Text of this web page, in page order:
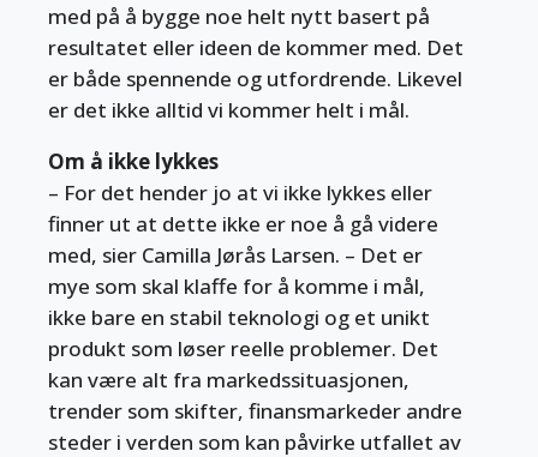
med på å bygge noe helt nytt basert på
resultatet eller ideen de kommer med. Det
er både spennende og utfordrende. Likevel
er det ikke alltid vi kommer helt i mål.
Om å ikke lykkes
– For det hender jo at vi ikke lykkes eller
finner ut at dette ikke er noe å gå videre
med, sier Camilla Jørås Larsen. – Det er
mye som skal klaffe for å komme i mål,
ikke bare en stabil teknologi og et unikt
produkt som løser reelle problemer. Det
kan være alt fra markedssituasjonen,
trender som skifter, finansmarkeder andre
steder i verden som kan påvirke utfallet av